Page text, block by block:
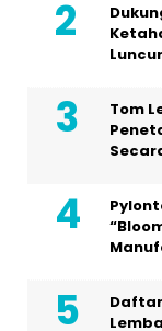
Tom